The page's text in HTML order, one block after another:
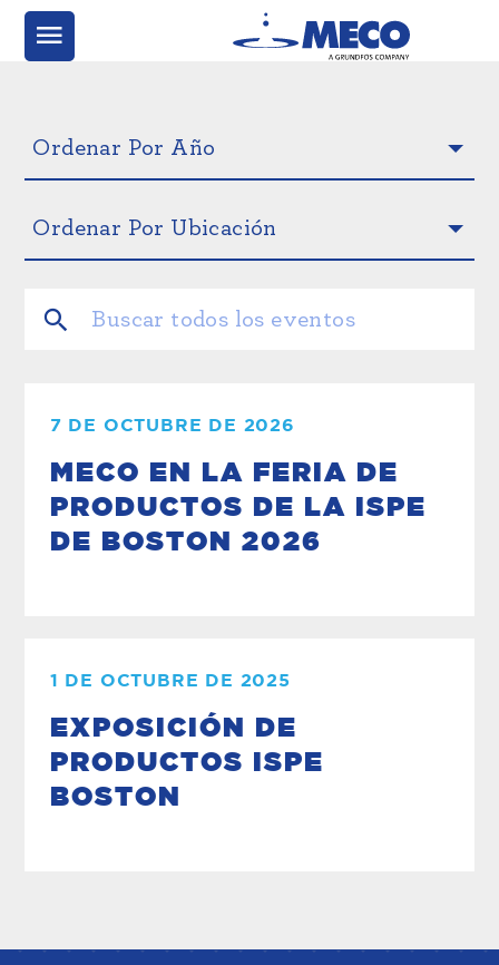
7 DE OCTUBRE DE 2026
MECO EN LA FERIA DE
PRODUCTOS DE LA ISPE
DE BOSTON 2026
1 DE OCTUBRE DE 2025
EXPOSICIÓN DE
PRODUCTOS ISPE
BOSTON